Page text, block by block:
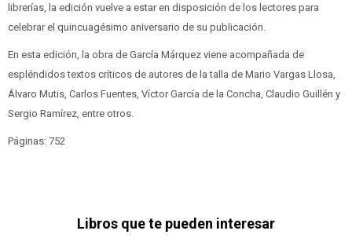
librerías, la edición vuelve a estar en disposición de los lectores para
celebrar el quincuagésimo aniversario de su publicación.
En esta edición, la obra de García Márquez viene acompañada de
espléndidos textos críticos de autores de la talla de Mario Vargas Llosa,
Álvaro Mutis, Carlos Fuentes, Víctor García de la Concha, Claudio Guillén y
Sergio Ramírez, entre otros.
Páginas: 752
Libros que te pueden interesar